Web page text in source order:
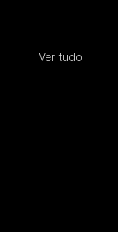
Ver tudo